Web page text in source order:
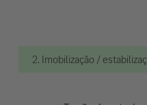
2. Imobilização /